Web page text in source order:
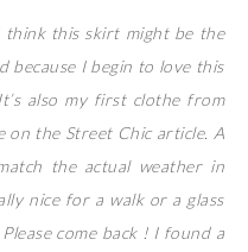
think this skirt might be the
because I begin to love this
also my first clothe from
on the Street Chic article. A
the actual weather in
nice for a walk or a glass
come back ! I found a